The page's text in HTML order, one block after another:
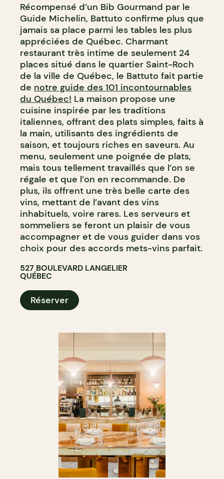
Récompensé d’un Bib Gourmand par le
Guide Michelin, Battuto confirme plus que
jamais sa place parmi les tables les plus
appréciées de Québec. Charmant
restaurant très intime de seulement 24
places situé dans le quartier Saint-Roch
de la ville de Québec, le Battuto fait partie
de notre guide des 101 incontournables
du Québec! La maison propose une
cuisine inspirée par les traditions
italiennes, offrant des plats simples, faits à
la main, utilisants des ingrédients de
saison, et toujours riches en saveurs. Au
menu, seulement une poignée de plats,
mais tous tellement travaillés que l’on se
régale et que l’on en recommande. De
plus, ils offrent une très belle carte des
vins, mettant de l’avant des vins
inhabituels, voire rares. Les serveurs et
sommeliers se feront un plaisir de vous
accompagner et de vous guider dans vos
choix pour des accords mets-vins parfait.
527 BOULEVARD LANGELIER
QUÉBEC
Réserver